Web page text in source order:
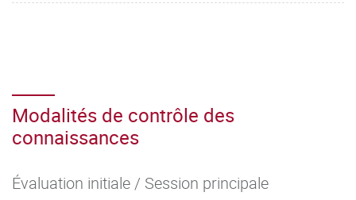
Modalités de contrôle des
connaissances
Évaluation initiale / Session principale